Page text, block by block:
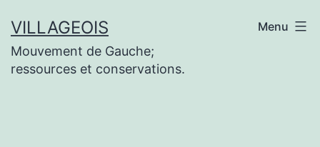
au
contenu
VILLAGEOIS
Mouvement de Gauche;
ressources et conservations.
Menu